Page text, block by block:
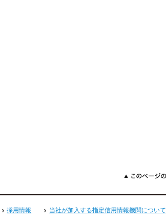
採用情報
当社が加入する指定信用情報機関について